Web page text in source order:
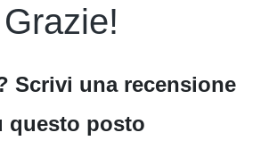
Grazie!
Scrivi una recensione
questo posto